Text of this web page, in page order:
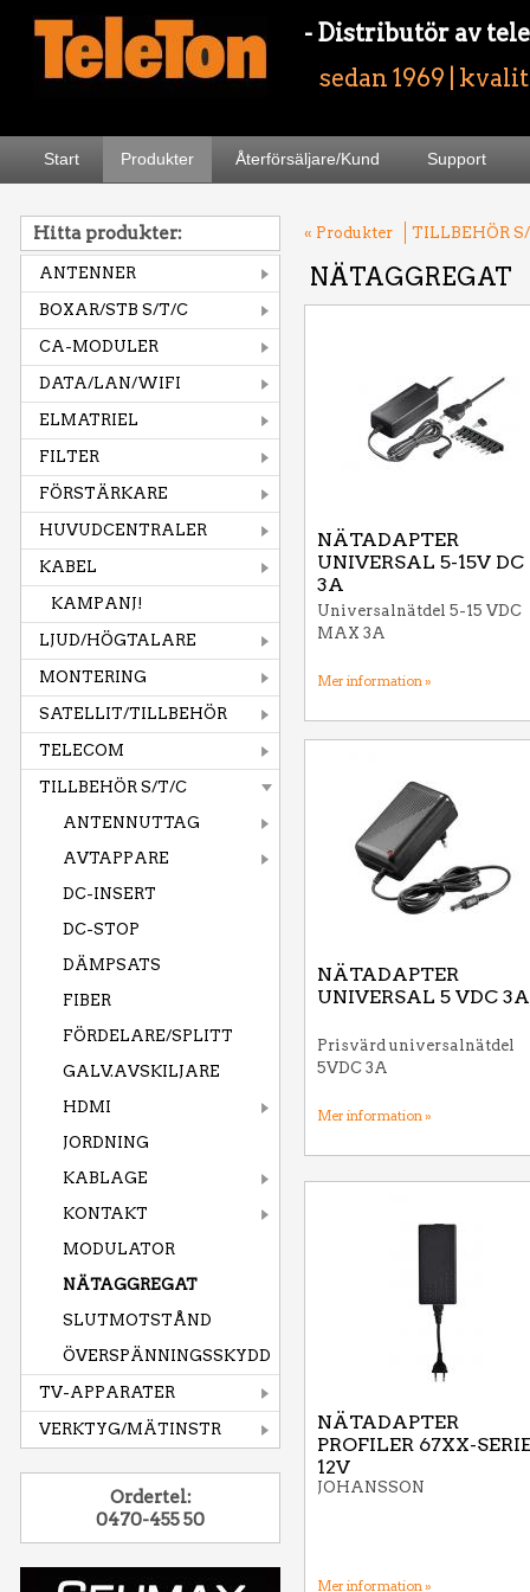
- Distributör av
sedan 1969 |
Start Produkter Återförsäljare/Kund Support
Hitta produkter:
ANTENNER
BOXAR/STB S/T/C
CA-MODULER
DATA/LAN/WIFI
ELMATRIEL
FILTER
FÖRSTÄRKARE
HUVUDCENTRALER
KABEL
KAMPANJ!
LJUD/HÖGTALARE
MONTERING
SATELLIT/TILLBEHÖR
TELECOM
TILLBEHÖR S/T/C
ANTENNUTTAG
AVTAPPARE
DC-INSERT
DC-STOP
DÄMPSATS
FIBER
FÖRDELARE/SPLITT
GALV.AVSKILJARE
HDMI
JORDNING
KABLAGE
KONTAKT
MODULATOR
NÄTAGGREGAT
SLUTMOTSTÅND
ÖVERSPÄNNINGSSKYDD
TV-APPARATER
VERKTYG/MÄTINSTR
Ordertel:
0470-455 50
« Produkter TILLBEHÖR
NÄTAGGREGAT
NÄTADAPTER
UNIVERSAL 5-15V DC
3A
Universalnätdel 5-15 VDC
MAX 3A
Mer information »
NÄTADAPTER
UNIVERSAL 5 VDC 3A
Prisvärd universalnätdel
5VDC 3A
Mer information »
NÄTADAPTER
PROFILER 67XX-
12V
JOHANSSON
Mer information »